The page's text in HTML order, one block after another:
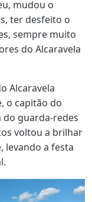
mudou o
ter desfeito o
sempre muito
do Alcaravela
Alcaravela
o capitão do
do guarda-redes
voltou a brilhar
levando a festa